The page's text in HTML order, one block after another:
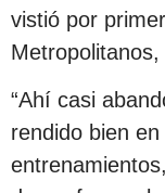
vistió por
“Ahí casi
rendido bien